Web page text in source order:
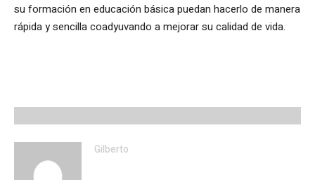
su formación en educación básica puedan hacerlo de manera
rápida y sencilla coadyuvando a mejorar su calidad de vida.
Gilberto